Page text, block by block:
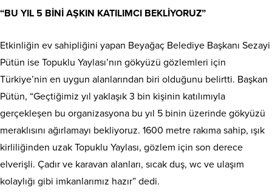
“BU YIL 5 BİNİ AŞKIN KATILIMCI BEKLİYORUZ”
Etkinliğin ev sahipliğini yapan Beyağaç Belediye Başkanı Sezayi
Pütün ise Topuklu Yaylası’nın gökyüzü gözlemleri için
Türkiye’nin en uygun alanlarından biri olduğunu belirtti. Başkan
Pütün, “Geçtiğimiz yıl yaklaşık 3 bin kişinin katılımıyla
gerçekleşen bu organizasyona bu yıl 5 binin üzerinde gökyüzü
meraklısını ağırlamayı bekliyoruz. 1600 metre rakıma sahip, ışık
kirliliğinden uzak Topuklu Yaylası, gözlem için son derece
elverişli. Çadır ve karavan alanları, sıcak duş, wc ve ulaşım
kolaylığı gibi imkanlarımız hazır” dedi.